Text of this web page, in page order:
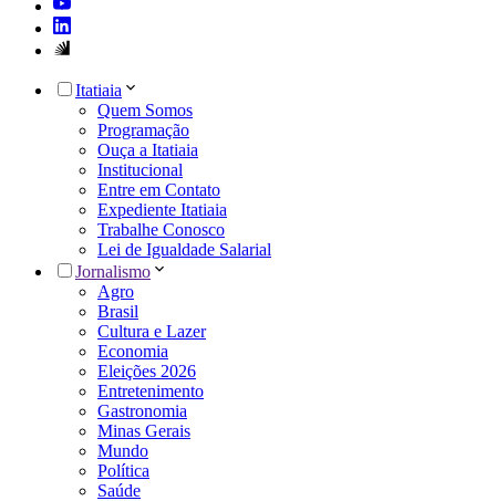
Itatiaia
Quem Somos
Programação
Ouça a Itatiaia
Institucional
Entre em Contato
Expediente Itatiaia
Trabalhe Conosco
Lei de Igualdade Salarial
Jornalismo
Agro
Brasil
Cultura e Lazer
Economia
Eleições 2026
Entretenimento
Gastronomia
Minas Gerais
Mundo
Política
Saúde